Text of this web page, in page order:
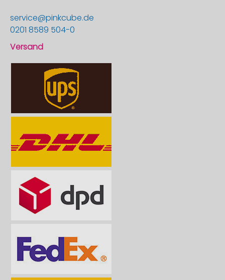
service@pinkcube.de
0201 8589 504-0
Versand